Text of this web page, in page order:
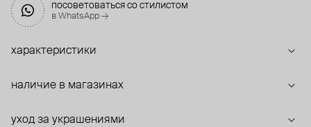
посоветоваться со стилистом
в WhatsApp →
характеристики
наличие в магазинах
уход за украшениями